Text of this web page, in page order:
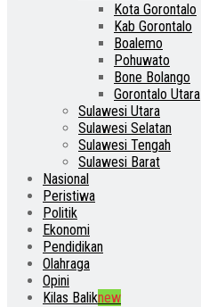
Kota Gorontalo
Kab Gorontalo
Boalemo
Pohuwato
Bone Bolango
Gorontalo Utara
Sulawesi Utara
Sulawesi Selatan
Sulawesi Tengah
Sulawesi Barat
Nasional
Peristiwa
Politik
Ekonomi
Pendidikan
Olahraga
Opini
Kilas Baliknew